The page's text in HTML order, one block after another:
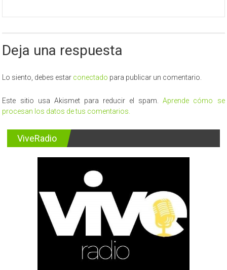
Deja una respuesta
Lo siento, debes estar conectado para publicar un comentario.
Este sitio usa Akismet para reducir el spam.Aprende cómo se
procesan los datos de tus comentarios.
ViveRadio